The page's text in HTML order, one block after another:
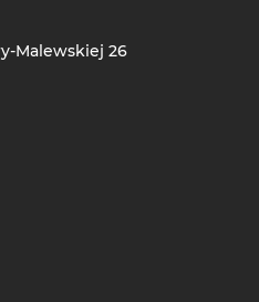
Malewskiej 26